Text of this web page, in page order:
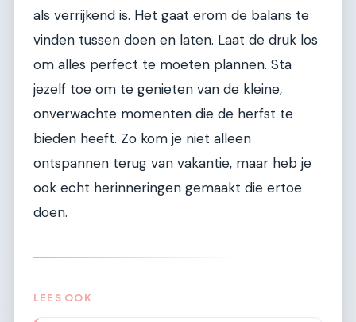
als verrijkend is. Het gaat erom de balans te
vinden tussen doen en laten. Laat de druk los
om alles perfect te moeten plannen. Sta
jezelf toe om te genieten van de kleine,
onverwachte momenten die de herfst te
bieden heeft. Zo kom je niet alleen
ontspannen terug van vakantie, maar heb je
ook echt herinneringen gemaakt die ertoe
doen.
LEES OOK